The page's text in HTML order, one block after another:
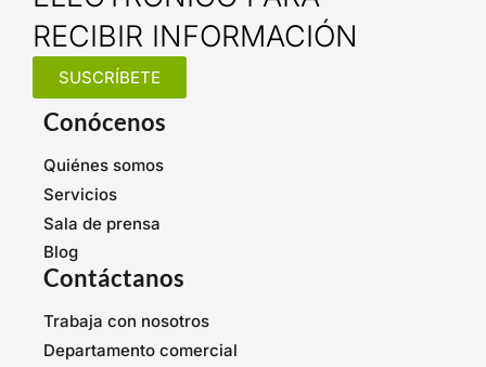
RECIBIR INFORMACIÓN
SUSCRÍBETE
Conócenos
Quiénes somos
Servicios
Sala de prensa
Blog
Contáctanos
Trabaja con nosotros
Departamento comercial